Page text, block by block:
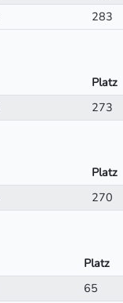
283
Platz
273
Platz
270
Platz
65